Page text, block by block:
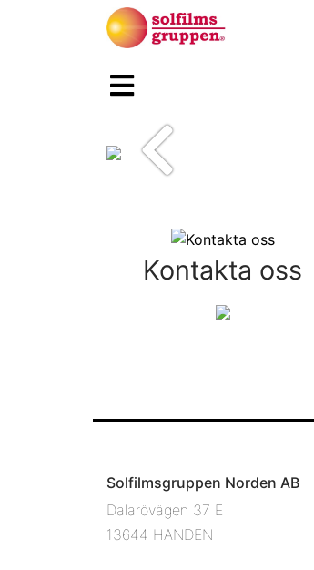
Föregående
Kontakta oss
Solfilmsgruppen Norden AB
Dalarövägen 37 E
13644 HANDEN